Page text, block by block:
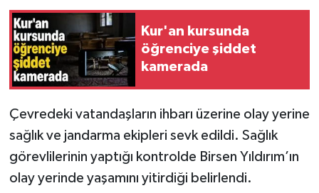
Kur'an kursunda
öğrenciye şiddet
kamerada
Çevredeki vatandaşların ihbarı üzerine olay yerine
sağlık ve jandarma ekipleri sevk edildi. Sağlık
görevlilerinin yaptığı kontrolde Birsen Yıldırım’ın
olay yerinde yaşamını yitirdiği belirlendi.